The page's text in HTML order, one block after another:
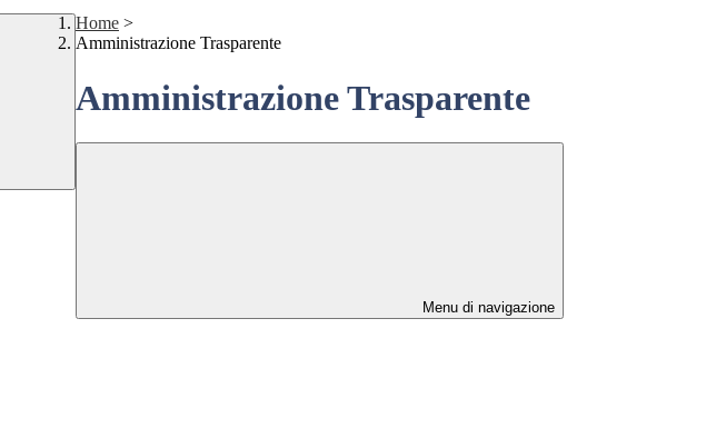
Home >
Amministrazione Trasparente
Amministrazione Trasparente
Menu di navigazione